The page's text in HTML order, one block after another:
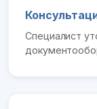
Специалист